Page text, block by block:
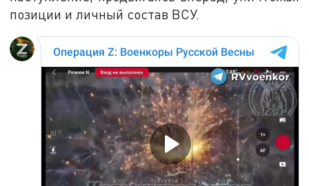
позиции и личный состав ВСУ.